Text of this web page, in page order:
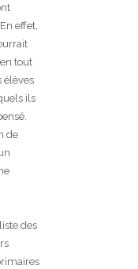
effet,
tout
élèves
ils
de
des